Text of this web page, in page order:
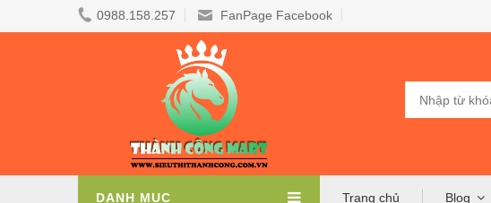
0988.158.257 FanPage Facebook
DANH MỤC Trang chủ Blog